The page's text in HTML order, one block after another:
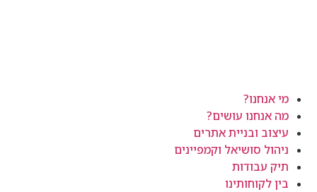
מי אנחנו?
מה אנחנו עושים?
עיצוב ובניית אתרים
ניהול סושיאל וקמפיינים
תיק עבודות
בין לקוחותינו